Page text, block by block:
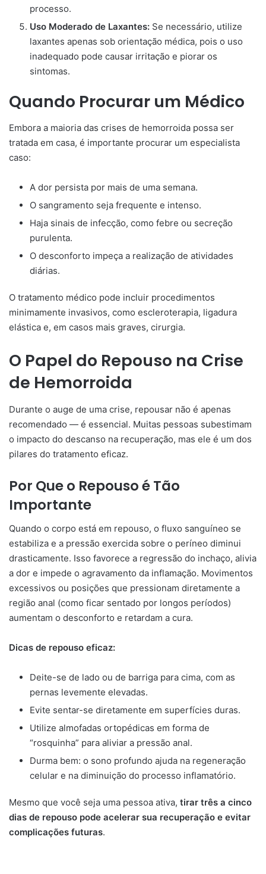
processo.
Uso Moderado de Laxantes: Se necessário, utilize
laxantes apenas sob orientação médica, pois o uso
inadequado pode causar irritação e piorar os
sintomas.
Quando Procurar um Médico
Embora a maioria das crises de hemorroida possa ser
tratada em casa, é importante procurar um especialista
caso:
A dor persista por mais de uma semana.
O sangramento seja frequente e intenso.
Haja sinais de infecção, como febre ou secreção
purulenta.
O desconforto impeça a realização de atividades
diárias.
O tratamento médico pode incluir procedimentos
minimamente invasivos, como escleroterapia, ligadura
elástica e, em casos mais graves, cirurgia.
O Papel do Repouso na Crise
de Hemorroida
Durante o auge de uma crise, repousar não é apenas
recomendado — é essencial. Muitas pessoas subestimam
o impacto do descanso na recuperação, mas ele é um dos
pilares do tratamento eficaz.
Por Que o Repouso é Tão
Importante
Quando o corpo está em repouso, o fluxo sanguíneo se
estabiliza e a pressão exercida sobre o períneo diminui
drasticamente. Isso favorece a regressão do inchaço, alivia
a dor e impede o agravamento da inflamação. Movimentos
excessivos ou posições que pressionam diretamente a
região anal (como ficar sentado por longos períodos)
aumentam o desconforto e retardam a cura.
Dicas de repouso eficaz:
Deite-se de lado ou de barriga para cima, com as
pernas levemente elevadas.
Evite sentar-se diretamente em superfícies duras.
Utilize almofadas ortopédicas em forma de
“rosquinha” para aliviar a pressão anal.
Durma bem: o sono profundo ajuda na regeneração
celular e na diminuição do processo inflamatório.
Mesmo que você seja uma pessoa ativa, tirar três a cinco
dias de repouso pode acelerar sua recuperação e evitar
complicações futuras.